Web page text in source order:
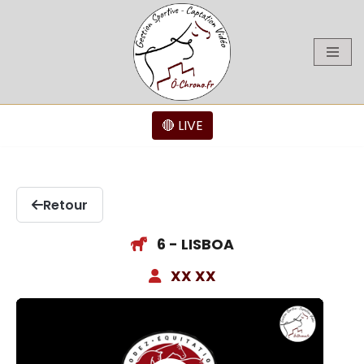
🔴 LIVE
Retour
6 - LISBOA
XX XX